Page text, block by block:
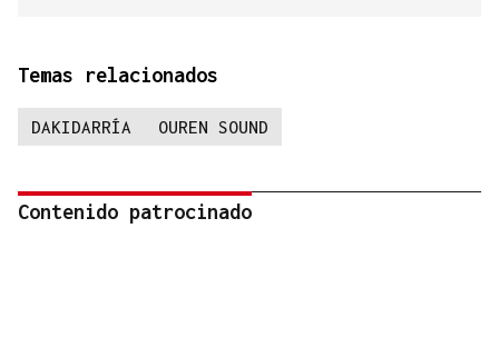
Temas relacionados
DAKIDARRÍA OUREN SOUND
Contenido patrocinado